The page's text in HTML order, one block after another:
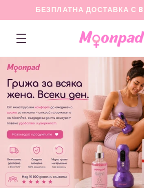
съдържанието
БЕЗПЛАТНА ДОСТАВКА С